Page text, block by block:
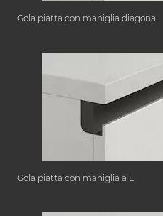
Gola piatta con maniglia diagonal
Gola piatta con maniglia a L